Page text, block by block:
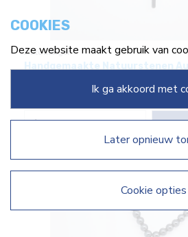
Autohanger
COOKIES
Deze website maakt gebruik van
ik ga akkoord met
later opnieuw
cookie opties